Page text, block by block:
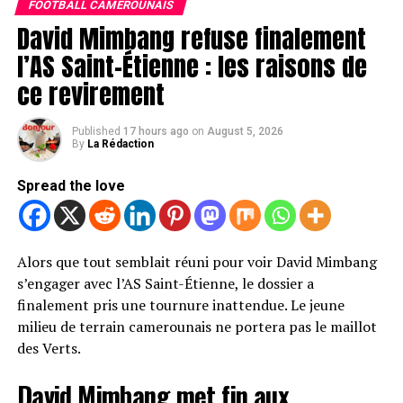
annulées.
contrat de deux saisons avec le club allemand. Les
discussions entre les différentes parties ont abouti à un
accord, ouvrant la voie à une officialisation très
prochaine.
Pour Schalke 04, cette arrivée représenterait un renfort
de poids au milieu de terrain. Le club, qui nourrit de
d’un joueur déjà habitué au très haut niveau en
Bundesliga.
Un nouveau défi pour l’international
camerounais
Après plusieurs saisons sous les couleurs de l’Eintracht
Francfort, Dina Ebimbe s’apprête à tourner une
Germain, le Lion Indomptable s’était révélé en
FOOTBALL CAMEROUNAIS
David Mimbang refuse finalement
l’AS Saint-Étienne : les raisons de
ce revirement
Published 17 hours ago on August 5, 2026
By La Rédaction
Spread the love
Alors que tout semblait réuni pour voir David Mimbang
s’engager avec l’AS Saint-Étienne, le dossier a
finalement pris une tournure inattendue. Le jeune
milieu de terrain camerounais ne portera pas le maillot
des Verts.
David Mimbang met fin aux